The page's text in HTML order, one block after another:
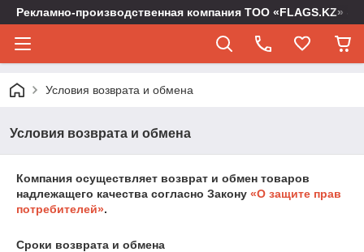
Рекламно-производственная компания ТОО «FLAGS.KZ» -
Условия возврата и обмена
Условия возврата и обмена
Компания осуществляет возврат и обмен товаров
надлежащего качества согласно Закону «О защите прав
потребителей».
Сроки возврата и обмена